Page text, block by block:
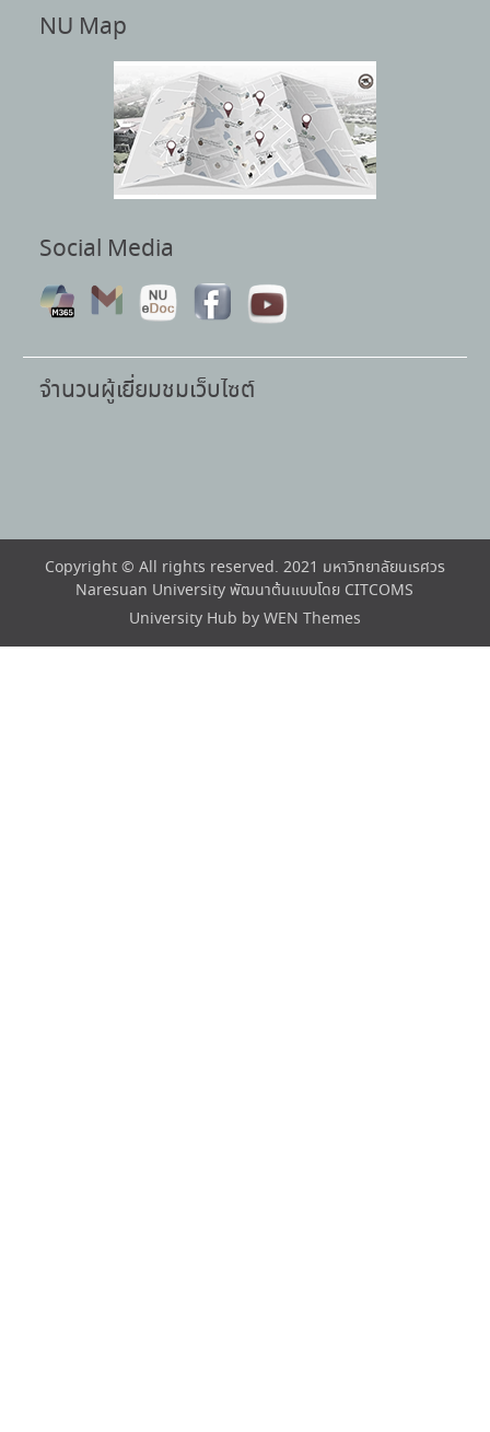
NU Map
Social Media
จำนวนผู้เยี่ยมชมเว็บไซต์
Copyright © All rights reserved. 2021 มหาวิทยาลัยนเรศวร
Naresuan University พัฒนาต้นแบบโดย CITCOMS
University Hub by WEN Themes